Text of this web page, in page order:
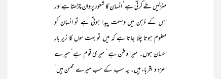
منزلیں طے کرتی ہے‘ انسان کا شعور پروان چڑھتا ہے اور
اس کے ذہن میں وسعت پیدا ہوتی ہے تو انسان کو
معلوم ہوتا چلا جاتا ہے کہ میں تو بہت سوں کا زیرِ بارِ
احسان ہوں۔ میرا وطن ہے‘ میری قوم ہے‘ میرے
اعزہ و اقرباء ہیں۔ یہ سب کے سب میرے محسن ہیں‘